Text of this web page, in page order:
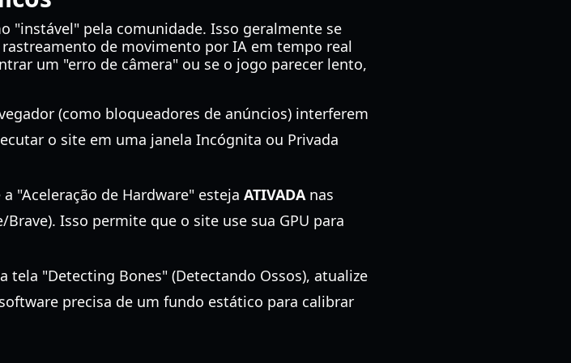
"instável" pela comunidade. Isso geralmente se
de movimento por IA em tempo real
um "erro de câmera" ou se o jogo parecer lento,
(como bloqueadores de anúncios) interferem
o site em uma janela Incógnita ou Privada
"Aceleração de Hardware" esteja ATIVADAnas
Isso permite que o site use sua GPU para
tela "Detecting Bones" (Detectando Ossos), atualize
precisa de um fundo estático para calibrar